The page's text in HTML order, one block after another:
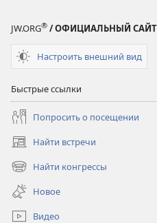
JW.ORG® / ОФИЦИАЛЬНЫЙ САЙТ
Настроить внешний вид
Быстрые ссылки
Попросить о посещении
Найти встречи
(открывается
в
новом
окне)
Найти конгрессы
(открывается
новом
окне)
Новое
Видео